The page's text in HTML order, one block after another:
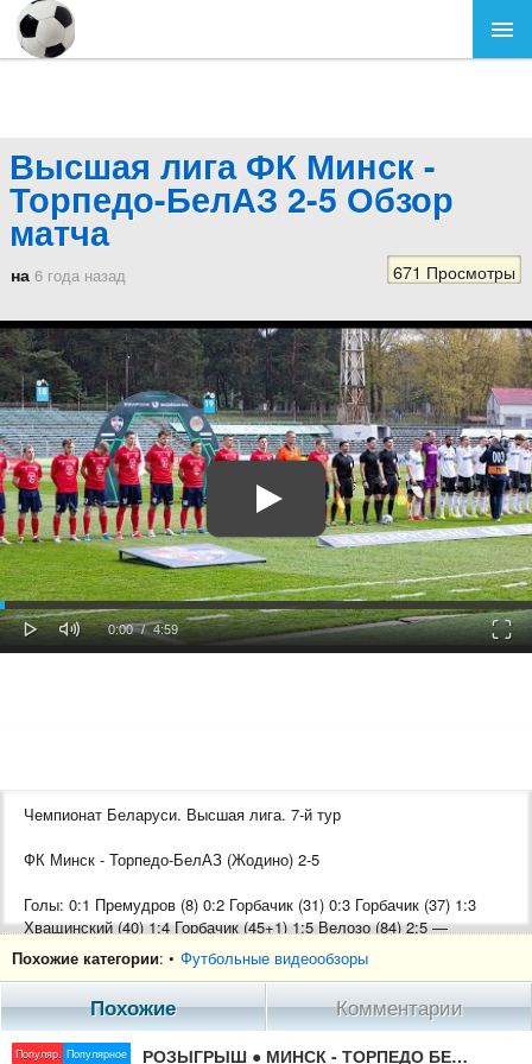
Высшая лига ФК Минск -
Торпедо-БелАЗ 2-5 Обзор
матча
на 6 года назад 671 Просмотры
Play Mute
Current
0:00 / Duration
4:59
Чемпионат Беларуси. Высшая лига. 7-й тур
ФК Минск - Торпедо-БелАЗ (Жодино) 2-5
Голы: 0:1 Премудров (8) 0:2 Горбачик (31) 0:3 Горбачик (37) 1:3
Хващинский (40) 1:4 Горбачик (45+1) 1:5 Велозо (84) 2:5 —
Главный судья: Амин Кургхели (Гомель)
Помощники судьи: Андрей Гетиков, Виктор Гетиков (оба – Гомель)
Похожие категории: • Футбольные видеообзоры
Похожие Комментарии
Популяр. Популярное РОЗЫГРЫШ ● МИНСК - ТОРПЕДО БЕЛАЗ ПРОГНОЗ И НОВОСТИ ФУТБОЛА 02.05